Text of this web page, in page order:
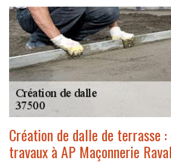
Création de dalle de terrasse
travaux à AP Maçonnerie